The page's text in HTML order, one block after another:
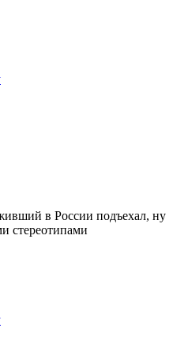
в России подъехал, ну
стереотипами